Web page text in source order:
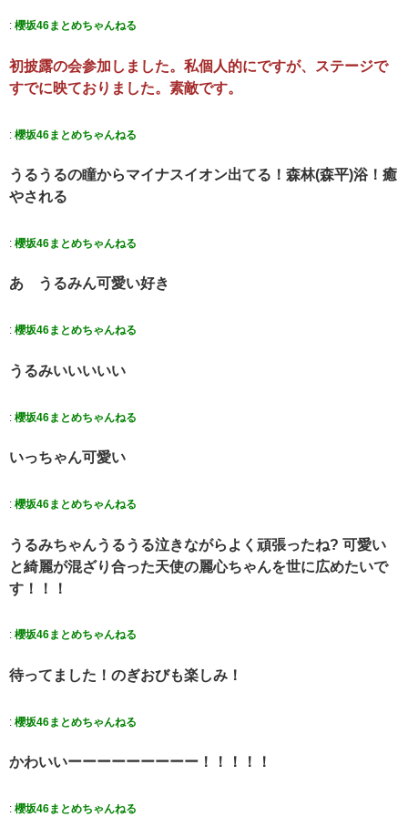
: 櫻坂46まとめちゃんねる
初披露の会参加しました。私個人的にですが、ステージで
すでに映ておりました。素敵です。
: 櫻坂46まとめちゃんねる
うるうるの瞳からマイナスイオン出てる！森林(森平)浴！癒
やされる
: 櫻坂46まとめちゃんねる
あゝうるみん可愛い好き
: 櫻坂46まとめちゃんねる
うるみいいいいい
: 櫻坂46まとめちゃんねる
いっちゃん可愛い
: 櫻坂46まとめちゃんねる
うるみちゃんうるうる泣きながらよく頑張ったね? 可愛い
と綺麗が混ざり合った天使の麗心ちゃんを世に広めたいで
す！！！
: 櫻坂46まとめちゃんねる
待ってました！のぎおびも楽しみ！
: 櫻坂46まとめちゃんねる
かわいいーーーーーーーーー！！！！！
: 櫻坂46まとめちゃんねる